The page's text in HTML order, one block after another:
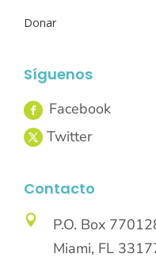
Donar
Síguenos
Contacto

P.O. Box
Miami, FL